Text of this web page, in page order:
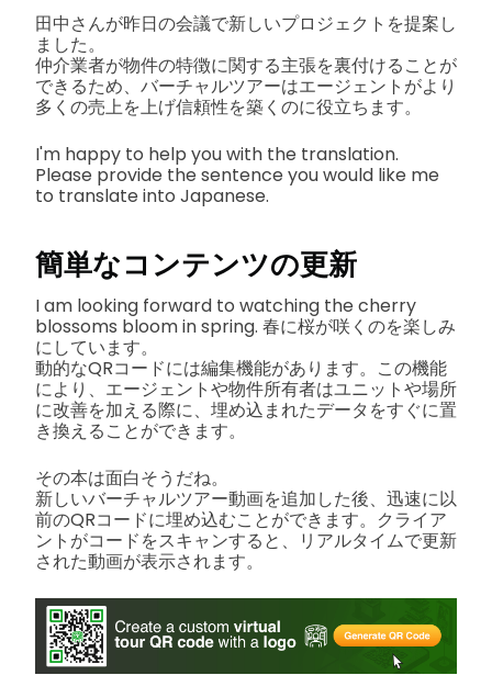
田中さんが昨日の会議で新しいプロジェクトを提案し
ました。
仲介業者が物件の特徴に関する主張を裏付けることが
できるため、バーチャルツアーはエージェントがより
多くの売上を上げ信頼性を築くのに役立ちます。
I'm happy to help you with the translation.
Please provide the sentence you would like me
to translate into Japanese.
簡単なコンテンツの更新
I am looking forward to watching the cherry
blossoms bloom in spring. 春に桜が咲くのを楽しみ
にしています。
動的なQRコードには編集機能があります。この機能
により、エージェントや物件所有者はユニットや場所
に改善を加える際に、埋め込まれたデータをすぐに置
き換えることができます。
その本は面白そうだね。
新しいバーチャルツアー動画を追加した後、迅速に以
前のQRコードに埋め込むことができます。クライア
ントがコードをスキャンすると、リアルタイムで更新
された動画が表示されます。